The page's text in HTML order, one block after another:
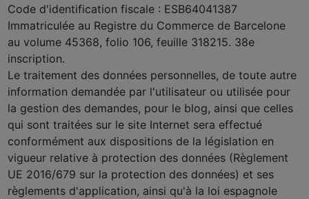
Code d'identification fiscale : ESB64041387
Immatriculée au Registre du Commerce de Barcelone
au volume 45368, folio 106, feuille 318215. 38e
inscription.
Le traitement des données personnelles, de toute autre
information demandée par l'utilisateur ou utilisée pour
la gestion des demandes, pour le blog, ainsi que celles
qui sont traitées sur le site Internet sera effectué
conformément aux dispositions de la législation en
vigueur relative à protection des données (Règlement
UE 2016/679 sur la protection des données) et ses
règlements d'application, ainsi qu'à la loi espagnole